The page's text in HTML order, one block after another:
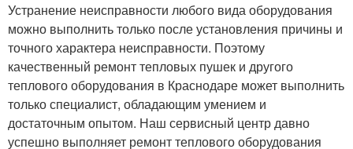
Устранение неисправности любого вида оборудования
можно выполнить только после установления причины и
точного характера неисправности. Поэтому
качественный ремонт тепловых пушек и другого
теплового оборудования в Краснодаре может выполнить
только специалист, обладающим умением и
достаточным опытом. Наш сервисный центр давно
успешно выполняет ремонт теплового оборудования